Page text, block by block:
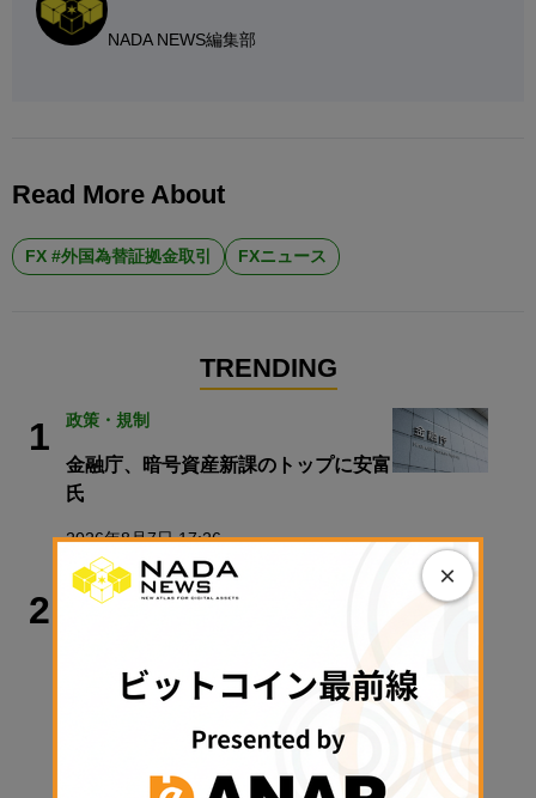
NADA NEWS編集部
Read More About
FX #外国為替証拠金取引 FXニュース
TRENDING
1 政策・規制
金融庁、暗号資産新課のトップに安富
氏
2026年8月7日 17:26
2 ビットコイン
ら──井林たつのり議員が語る「日本
版ビットコインETF」と税制改正の先
×